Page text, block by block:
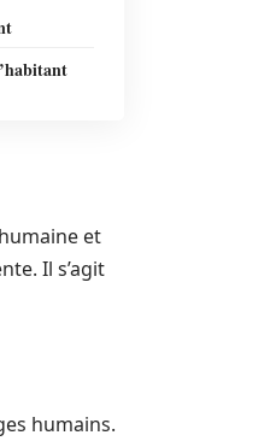
et
Il s’agit
humains.